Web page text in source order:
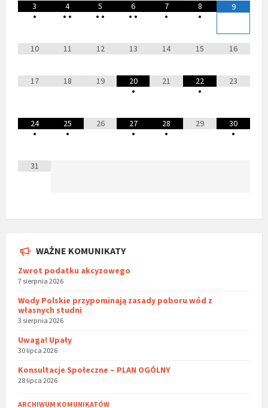
3
•
4
• •
5
• •
6
• •
7
•
8
•
9
10 11 12 13 14 15 16
17 18 19
20
•
21
22
•
23
24
•
25
•
26
27
•
28
•
29
30
•
31
WAŻNE KOMUNIKATY
Zwrot podatku akcyzowego
7 sierpnia 2026
Wody Polskie przypominają zasady poboru wód z
własnych studni
3 sierpnia 2026
Uwaga! Upały
30 lipca 2026
Konsultacje Społeczne – PLAN OGÓLNY
28 lipca 2026
ARCHIWUM KOMUNIKATÓW